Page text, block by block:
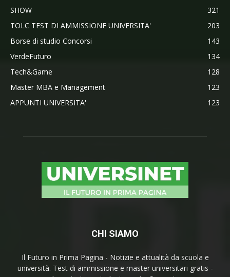
SHOW
321
TOLC TEST DI AMMISSIONE UNIVERSITA'
203
Borse di studio Concorsi
143
VerdeFuturo
134
Tech&Game
128
Master MBA e Management
123
APPUNTI UNIVERSITA'
123
CHI SIAMO
Il Futuro in Prima Pagina - Notizie e attualità da scuola e
università. Test di ammissione e master universitari gratis -